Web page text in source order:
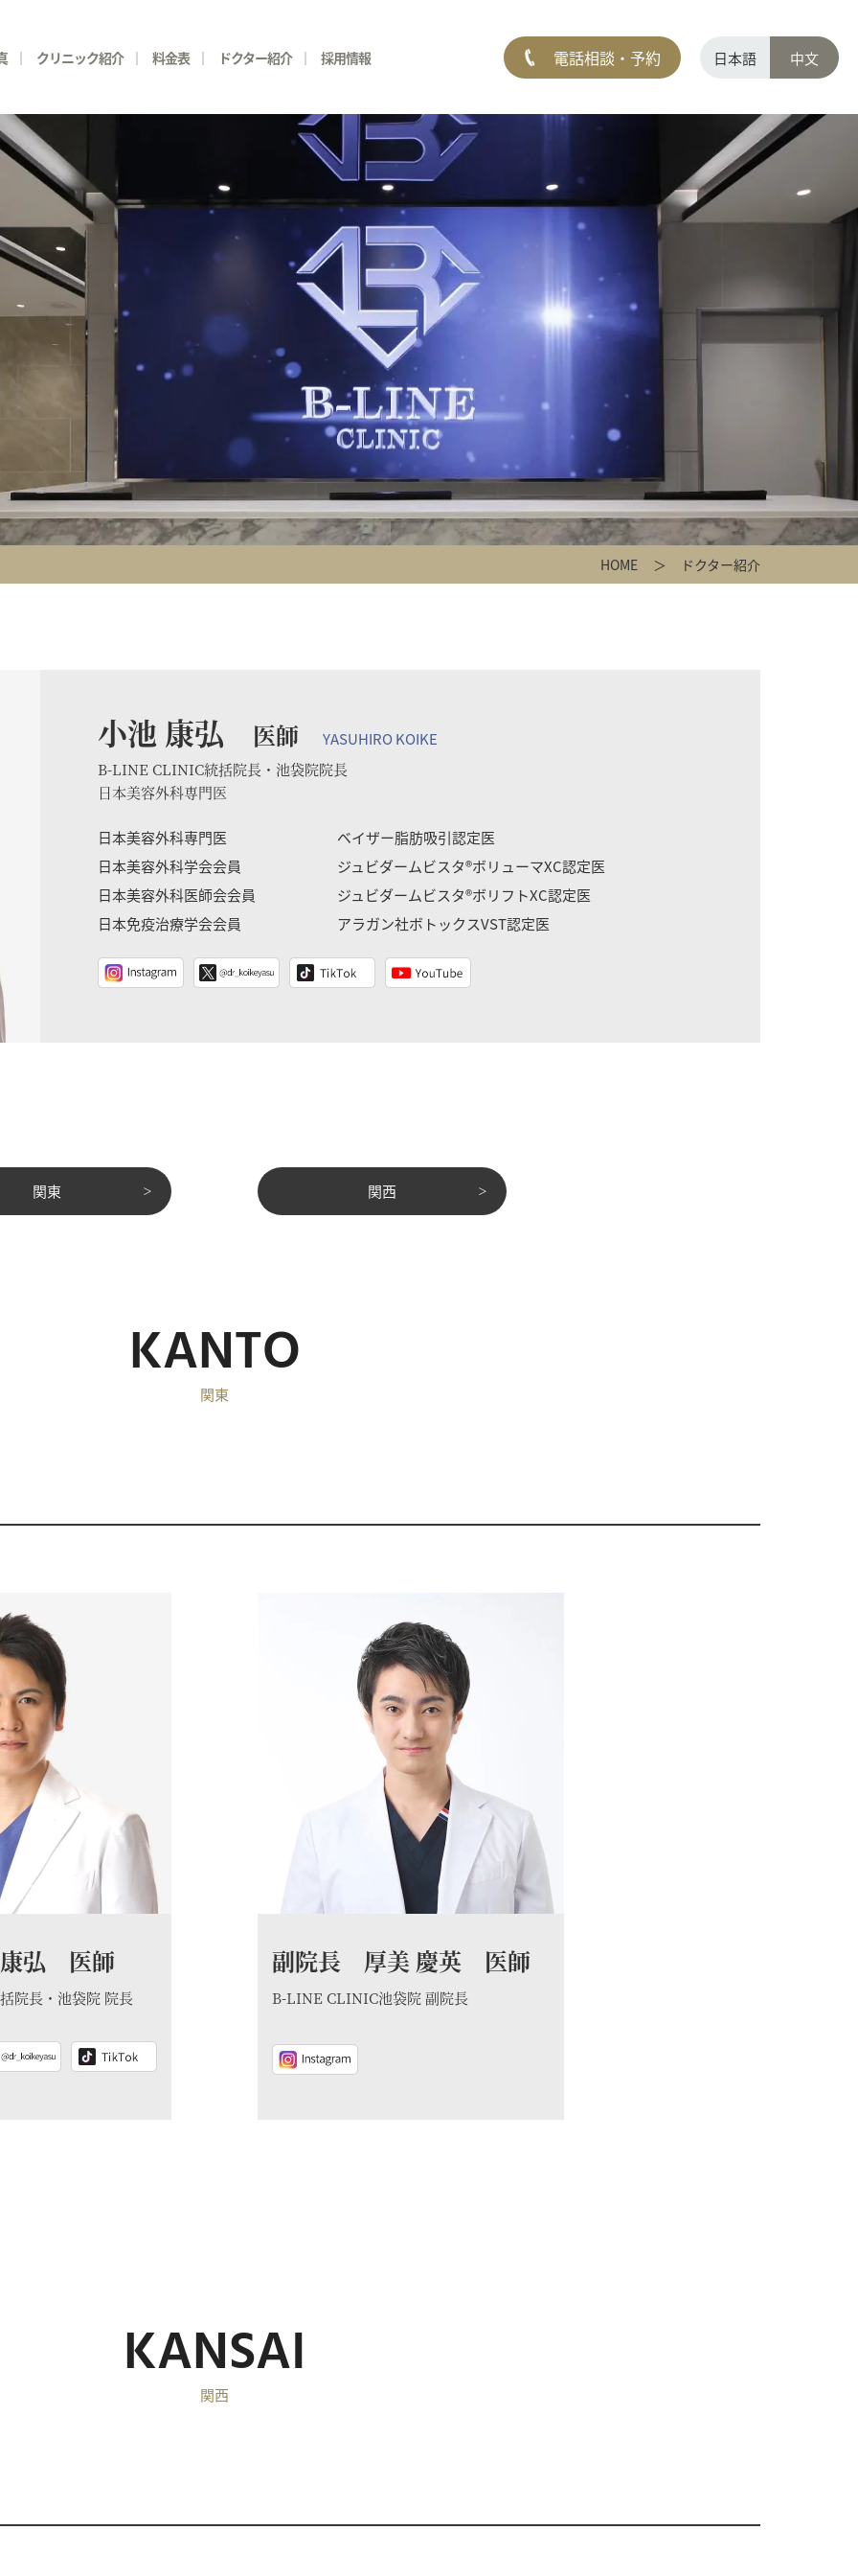
クリニック紹介 料金表 ドクター紹介 採用情報 電話相談・予約 日本語 中文
HOME ドクター紹介
小池 康弘 医師
YASUHIRO KOIKE
B-LINE CLINIC統括院長・池袋院院長
日本美容外科専門医
日本美容外科専門医
日本美容外科学会会員
日本美容外科医師会会員
日本免疫治療学会会員
ベイザー脂肪吸引認定医
ジュビダームビスタ®ボリューマXC認定医
ジュビダームビスタ®ボリフトXC認定医
アラガン社ボトックスVST認定医
関東 関西
KANTO
関東
弘 医師
院長・池袋院 院長
副院長 厚美 慶英 医師
B-LINE CLINIC池袋院 副院長
KANSAI
関西